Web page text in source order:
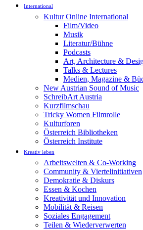
International
Kultur Online International
Film/Video
Musik
Literatur/Bühne
Podcasts
Art, Architecture &
Talks & Lectures
Medien, Magazine &
New Austrian Sound of Music
SchreibArt Austria
Kurzfilmschau
Tricky Women Filmrolle
Kulturforen
Österreich Bibliotheken
Österreich Institute
Kreativ leben
Arbeitswelten & Co-Working
Community & Viertelinitiativen
Demokratie & Diskurs
Essen & Kochen
Kreativität und Innovation
Mobilität & Reisen
Soziales Engagement
Teilen & Wiederverwerten